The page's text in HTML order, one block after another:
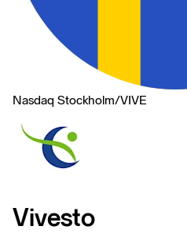
Nasdaq Stockholm/VIVE
Vivesto